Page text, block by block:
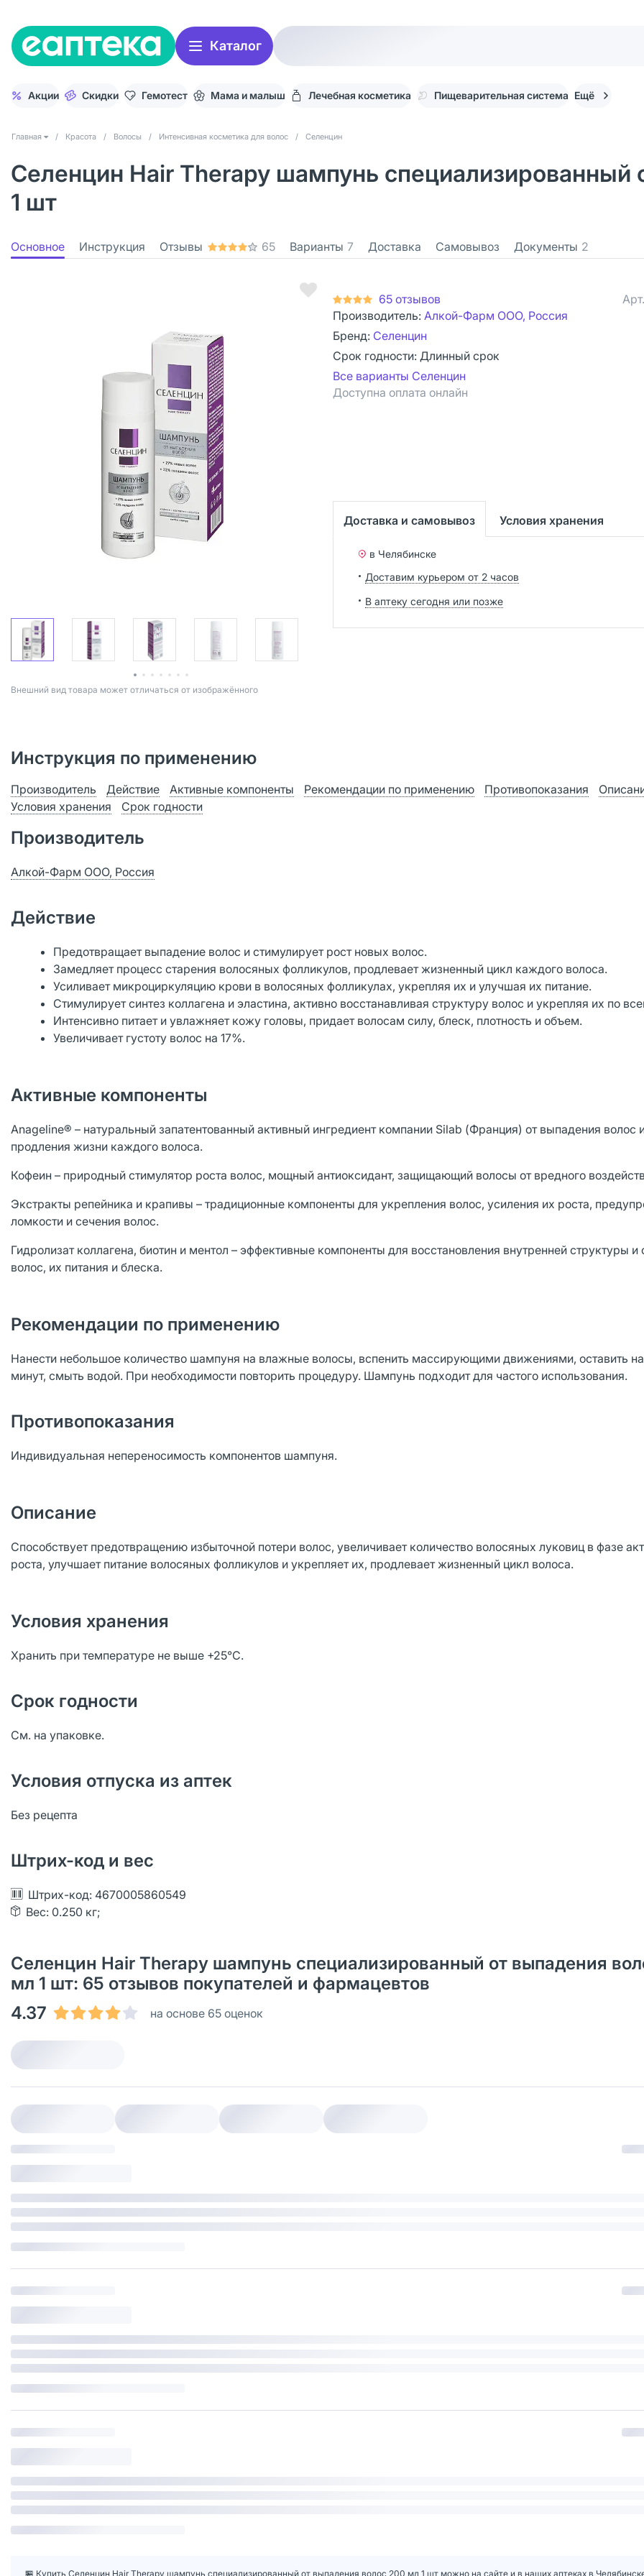
Каталог
Акции Скидки Гемотест Мама и малыш Лечебная косметика Пищеварительная система Ещё
Главная / Красота / Волосы / Интенсивная косметика для волос / Селенцин
Селенцин Hair Therapy шампунь специализированный
1 шт
Основное Инструкция Отзывы 65 Варианты 7 Доставка Самовывоз Документы 2
Bнешний вид товара может отличаться от изображённого
65 отзывов
Производитель: Алкой-Фарм ООО, Россия
Бренд: Селенцин
Срок годности: Длинный срок
Все варианты Селенцин
Доступна оплата онлайн
Доставка и самовывоз Условия хранения
в Челябинске
Доставим курьером от 2 часов
В аптеку сегодня или позже
Инструкция по применению
Производитель Действие Активные компоненты Рекомендации по применению Противопоказания
Условия хранения
Срок годности
Производитель
Алкой-Фарм ООО, Россия
Действие
Предотвращает выпадение волос и стимулирует рост новых волос.
Замедляет процесс старения волосяных фолликулов, продлевает жизненный цикл каждого волоса.
Усиливает микроциркуляцию крови в волосяных фолликулах, укрепляя их и улучшая их питание.
Стимулирует синтез коллагена и эластина, активно восстанавливая структуру волос и укрепляя их по
Интенсивно питает и увлажняет кожу головы, придает волосам силу, блеск, плотность и объем.
Увеличивает густоту волос на 17%.
Активные компоненты
Anageline® – натуральный запатентованный активный ингредиент компании Silab (Франция) от выпадения волос
продления жизни каждого волоса.
Кофеин – природный стимулятор роста волос, мощный антиоксидант, защищающий волосы от вредного
Экстракты репейника и крапивы – традиционные компоненты для укрепления волос, усиления их роста,
ломкости и сечения волос.
Гидролизат коллагена, биотин и ментол – эффективные компоненты для восстановления внутренней структуры и
волос, их питания и блеска.
Рекомендации по применению
Нанести небольшое количество шампуня на влажные волосы, вспенить массирующими движениями, оставить
минут, смыть водой. При необходимости повторить процедуру. Шампунь подходит для частого использования.
Противопоказания
Индивидуальная непереносимость компонентов шампуня.
Описание
Способствует предотвращению избыточной потери волос, увеличивает количество волосяных луковиц в фазе
роста, улучшает питание волосяных фолликулов и укрепляет их, продлевает жизненный цикл волоса.
Условия хранения
Хранить при температуре не выше +25°C.
Срок годности
См. на упаковке.
Условия отпуска из аптек
Без рецепта
Штрих-код и вес
Штрих-код: 4670005860549
Вес: 0.250 кг;
Селенцин Hair Therapy шампунь специализированный от выпадения
мл 1 шт: 65 отзывов покупателей и фармацевтов
4.37
на основе 65 оценок
🏪 Купить Селенцин Hair Therapy шампунь специализированный от выпадения волос 200 мл 1 шт можно на сайте и в наших аптеках в